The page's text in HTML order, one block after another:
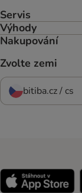
Servis
Výhody
Nakupování
Zvolte zemi
bitiba.cz / cs